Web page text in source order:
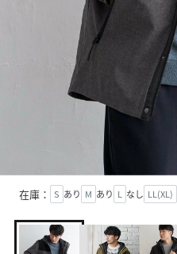
在庫： S あり M あり L なし LL(XL)